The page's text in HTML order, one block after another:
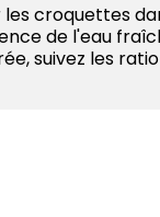
croquettes
de l'eau
suivez les